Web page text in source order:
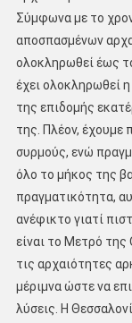
Σύμφωνα με το
αποσπασμένων
ολοκληρωθεί έως
έχει ολοκληρωθεί
της επιδομής
της. Πλέον, έχουμε
συρμούς, ενώ
όλο το μήκος της
πραγματικότητα,
ανέφικτο γιατί
είναι το Μετρό
τις αρχαιότητες
μέριμνα ώστε να
λύσεις. Η